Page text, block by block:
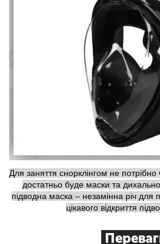
Для заняття снорклінгом не
достатньо буде маски та
підводна маска – незамінна річ для
цікавого відкриття